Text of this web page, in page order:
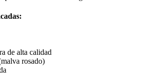
de alta calidad
rosado)